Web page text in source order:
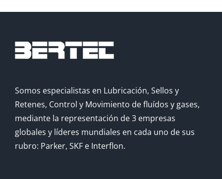
Somos especialistas en Lubricación, Sellos y
Retenes, Control y Movimiento de fluídos y gases,
mediante la representación de 3 empresas
globales y líderes mundiales en cada uno de sus
rubro: Parker, SKF e Interflon.